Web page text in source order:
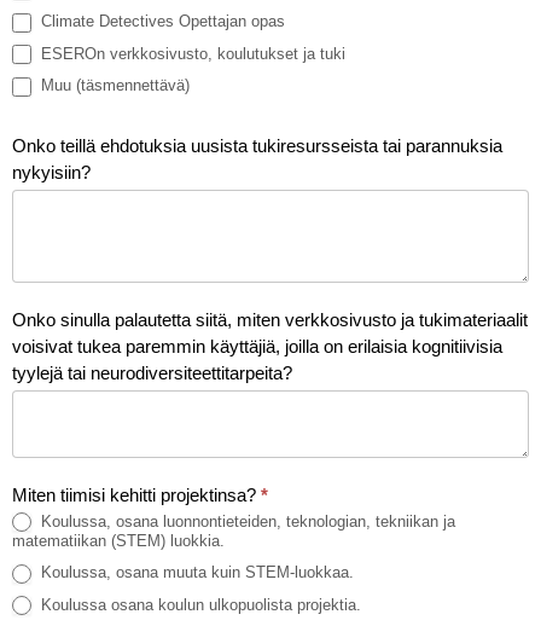
Climate Detectives Opettajan opas
ESEROn verkkosivusto, koulutukset ja tuki
Muu (täsmennettävä)
Onko teillä ehdotuksia uusista tukiresursseista tai parannuksia
nykyisiin?
Onko sinulla palautetta siitä, miten verkkosivusto ja tukimateriaalit
voisivat tukea paremmin käyttäjiä, joilla on erilaisia kognitiivisia
tyylejä tai neurodiversiteettitarpeita?
Miten tiimisi kehitti projektinsa? *
Koulussa, osana luonnontieteiden, teknologian, tekniikan ja
matematiikan (STEM) luokkia.
Koulussa, osana muuta kuin STEM-luokkaa.
Koulussa osana koulun ulkopuolista projektia.